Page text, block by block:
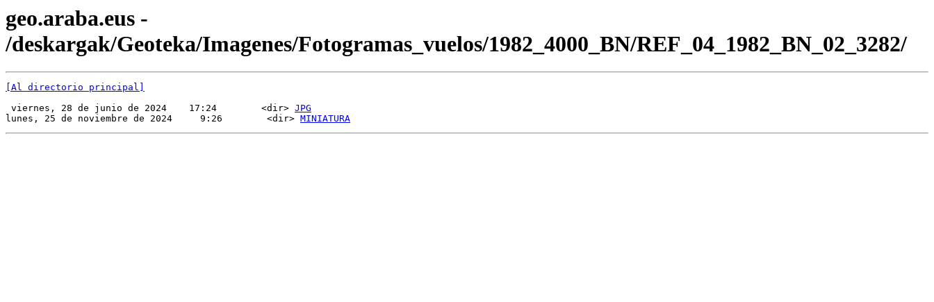
geo.araba.eus -
/deskargak/Geoteka/Imagenes/Fotogramas_vuelos/1982_4000_BN/REF_04_1982_BN_02_3282/
[Al directorio principal]
viernes, 28 de junio de 2024    17:24        <dir> JPG
lunes, 25 de noviembre de 2024     9:26        <dir> MINIATURA